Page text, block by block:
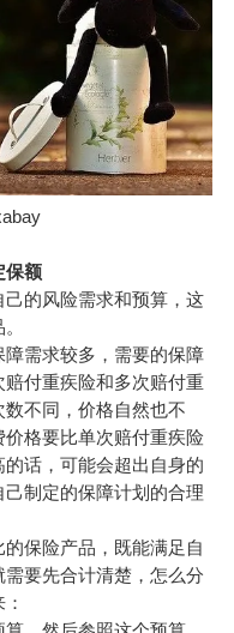
保额
的风险需求和预算，这
需求较多，需要的保障
付重疾险和多次赔付重
不同，价格自然也不
格要比单次赔付重疾险
话，可能会超出自身的
制定的保障计划的合理
保险产品，既能满足自
要先合计清楚，怎么分